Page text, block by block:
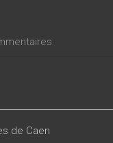
de Caen